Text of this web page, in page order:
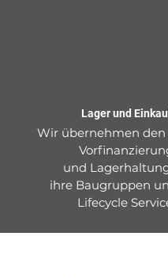
Lager und
Wir übernehmen den
und
ihre Baugruppen
Lifecycle